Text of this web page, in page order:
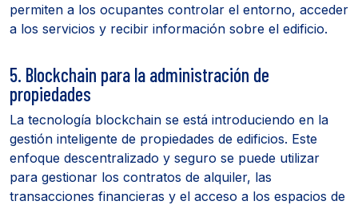
permiten a los ocupantes controlar el entorno, acceder
a los servicios y recibir información sobre el edificio.
5. Blockchain para la administración de
propiedades
La tecnología blockchain se está introduciendo en la
gestión inteligente de propiedades de edificios. Este
enfoque descentralizado y seguro se puede utilizar
para gestionar los contratos de alquiler, las
transacciones financieras y el acceso a los espacios de